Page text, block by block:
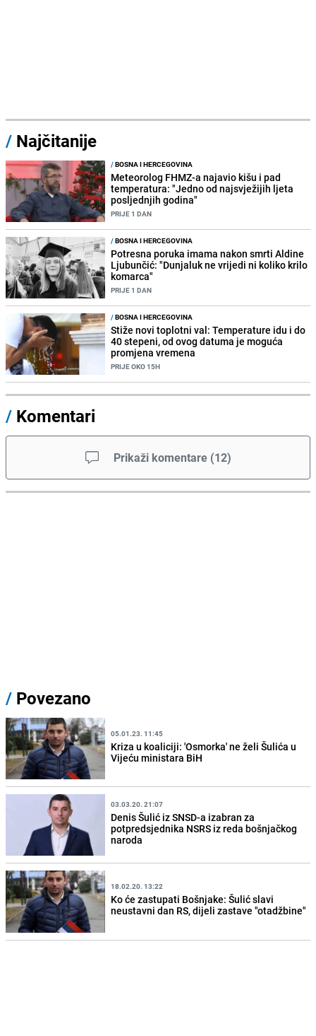
/ Najčitanije
/BOSNA I HERCEGOVINA
Meteorolog FHMZ-a najavio kišu i pad
temperatura: "Jedno od najsvježijih ljeta
posljednjih godina"
PRIJE 1 DAN
/BOSNA I HERCEGOVINA
Potresna poruka imama nakon smrti Aldine
Ljubunčić: "Dunjaluk ne vrijedi ni koliko krilo
komarca"
PRIJE 1 DAN
/BOSNA I HERCEGOVINA
Stiže novi toplotni val: Temperature idu i do
40 stepeni, od ovog datuma je moguća
promjena vremena
PRIJE OKO 15H
/ Komentari
Prikaži komentare (12)
/ Povezano
05.01.23. 11:45
Kriza u koaliciji: 'Osmorka' ne želi Šulića u
Vijeću ministara BiH
03.03.20. 21:07
Denis Šulić iz SNSD-a izabran za
potpredsjednika NSRS iz reda bošnjačkog
naroda
18.02.20. 13:22
Ko će zastupati Bošnjake: Šulić slavi
neustavni dan RS, dijeli zastave "otadžbine"